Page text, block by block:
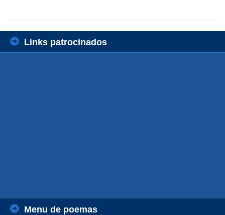
Links patrocinados
Menu de poemas